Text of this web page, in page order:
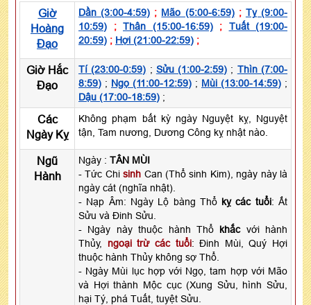
Giờ
Hoàng
Đạo
Dần (3:00-4:59) ; Mão (5:00-6:59); Tỵ (9:00-
10:59) ; Thân (15:00-16:59); Tuất (19:00-
20:59) ; Hợi (21:00-22:59) ;
Giờ Hắc
Đạo
Tí (23:00-0:59) ; Sửu (1:00-2:59) ; Thìn (7:00-
8:59) ; Ngọ (11:00-12:59) ; Mùi (13:00-14:59) ;
Dậu (17:00-18:59) ;
Các
Ngày Kỵ
Không phạm bất kỳ ngày Nguyệt kỵ, Nguyệt
tận, Tam nương, Dương Công kỵ nhật nào.
Ngũ
Hành
Ngày : TÂN MÙI
- Tức Chisinh Can (Thổ sinh Kim), ngày này là
ngày cát (nghĩa nhật).
- Nạp Âm: Ngày Lộ bàng Thổ kỵ các tuổi: Ất
Sửu và Đinh Sửu.
- Ngày này thuộc hành Thổ khắcvới hành
Thủy, ngoại trừ các tuổi: Đinh Mùi, Quý Hợi
thuộc hành Thủy không sợ Thổ.
- Ngày Mùi lục hợp với Ngọ, tam hợp với Mão
và Hợi thành Mộc cục (Xung Sửu, hình Sửu,
hại Tý, phá Tuất, tuyệt Sửu.